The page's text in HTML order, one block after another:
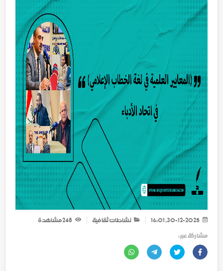
نشاطات ثقافية
مشاهدة
مشاركة عبر :